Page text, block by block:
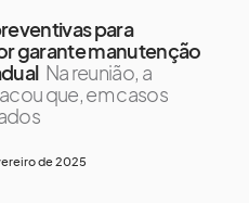
para
garante manutenção
Na reunião, a
que, em casos
de 2025